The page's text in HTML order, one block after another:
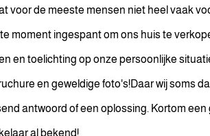
voor de meeste mensen niet heel vaak
moment ingespant om ons huis te
en toelichting op onze persoonlijke
en geweldige foto's!Daar wij soms
antwoord of een oplossing. Kortom
al bekend!